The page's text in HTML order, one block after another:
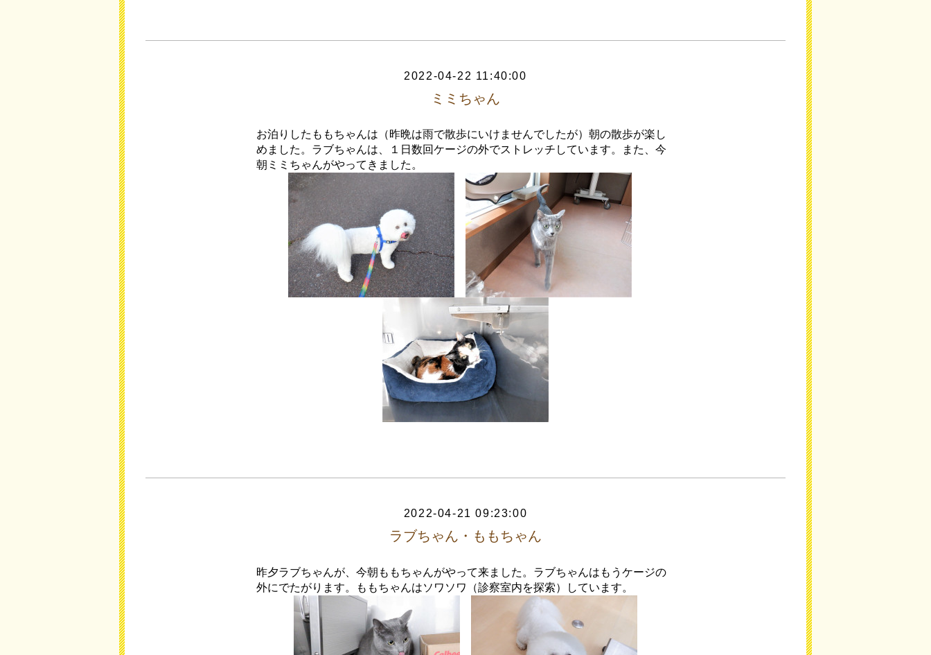
2022-04-22 11:40:00
ミミちゃん
お泊りしたももちゃんは（昨晩は雨で散歩にいけませんでしたが）朝の散歩が楽し
めました。ラブちゃんは、１日数回ケージの外でストレッチしています。また、今
朝ミミちゃんがやってきました。
2022-04-21 09:23:00
ラブちゃん・ももちゃん
昨夕ラブちゃんが、今朝ももちゃんがやって来ました。ラブちゃんはもうケージの
外にでたがります。ももちゃんはソワソワ（診察室内を探索）しています。